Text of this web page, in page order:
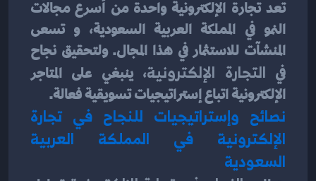
في التجارة الإلكترونية ، ينبغي على المتاجر
الإلكترونية اتباع إستراتيجيات تسويقية فعالة.
السعودية